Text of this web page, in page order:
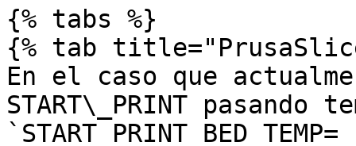
{% tabs %}
{% tab
En el caso que
START\_PRINT
`START_PRINT BED_TEMP=